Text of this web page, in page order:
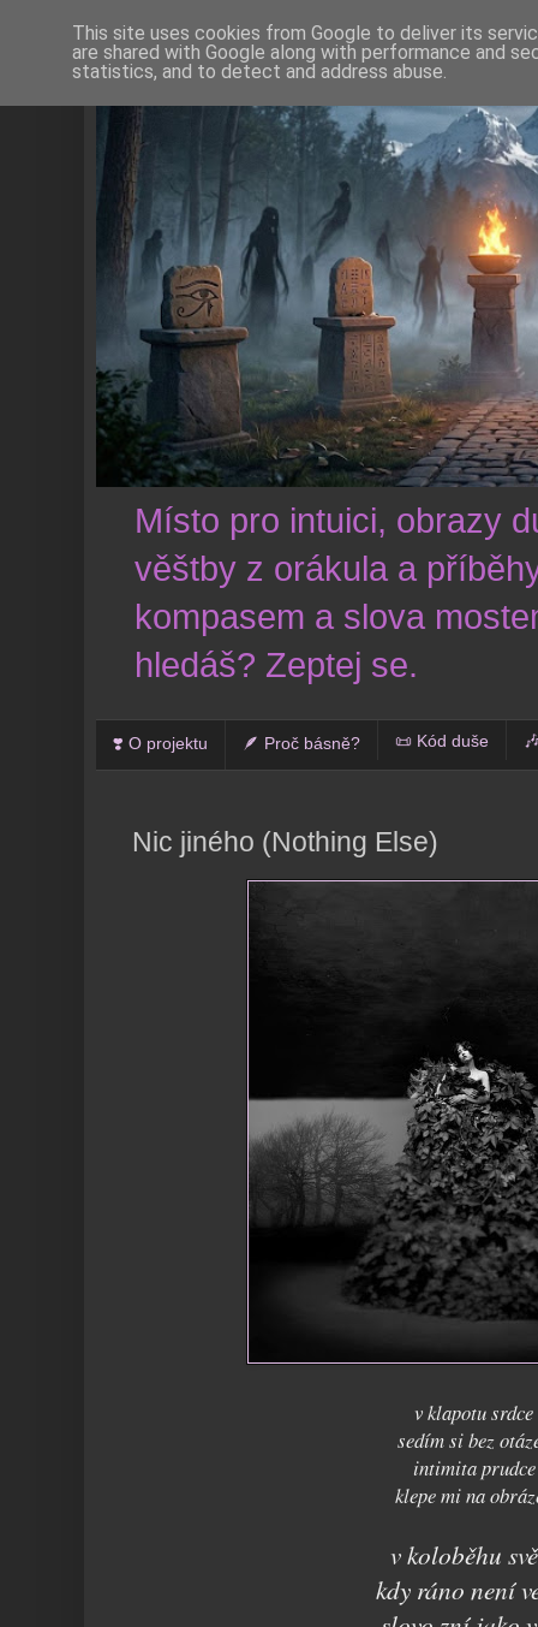
Místo pro intuici, obrazy
věštby z orákula a
kompasem a slova
hledáš? Zeptej se.
❣️ O projektu 🪶 Proč básně? 📜 Kód duše
Nic jiného (Nothing Else)
v klapotu srdce
sedím si bez
intimita prudce
klepe mi na
v koloběhu
kdy ráno není
This site uses cookies from Google to deliver its
are shared with Google along with performance and
statistics, and to detect and address abuse.